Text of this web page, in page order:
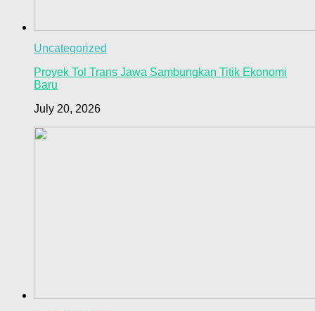
Uncategorized
Proyek Tol Trans Jawa Sambungkan Titik Ekonomi
Baru
July 20, 2026